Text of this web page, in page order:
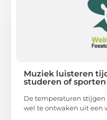
Muziek luisteren
studeren of sporten
De temperaturen
wel te ontwaken uit een